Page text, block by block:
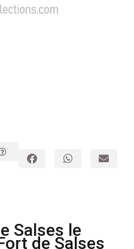
Salses le
de Salses